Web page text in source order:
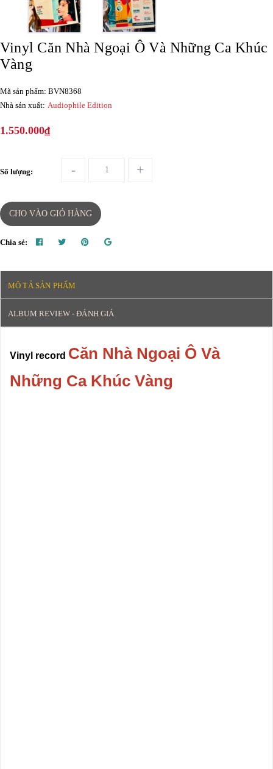
Vinyl Căn Nhà Ngoại Ô Và Những Ca Khúc
Vàng
Mã sản phẩm: BVN8368
Nhà sản xuất: Audiophile Edition
1.550.000₫
Số lượng: - +
CHO VÀO GIỎ HÀNG
Chia sẻ:
MÔ TẢ SẢN PHẨM
ALBUM REVIEW - ĐÁNH GIÁ
Vinyl record Căn Nhà Ngoại Ô Và
Những Ca Khúc Vàng